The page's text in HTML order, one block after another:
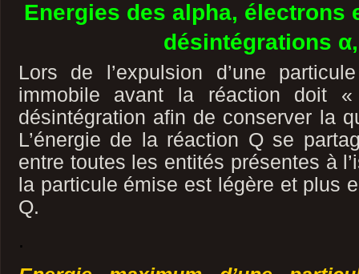
Energies des alpha, électrons
désintégrations
Lors de l’expulsion d’une
immobile avant la réaction doit
désintégration afin de conserver la
L’énergie de la réaction Q se
entre toutes les entités présentes à
la particule émise est légère et plus
Q.
.